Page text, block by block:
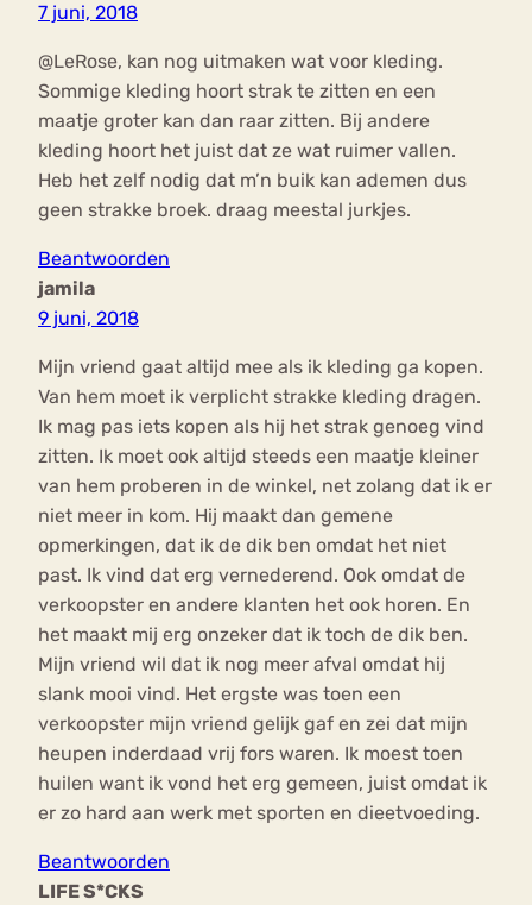
7 juni, 2018
@LeRose, kan nog uitmaken wat voor kleding.
Sommige kleding hoort strak te zitten en een
maatje groter kan dan raar zitten. Bij andere
kleding hoort het juist dat ze wat ruimer vallen.
Heb het zelf nodig dat m’n buik kan ademen dus
geen strakke broek. draag meestal jurkjes.
Beantwoorden
jamila
9 juni, 2018
Mijn vriend gaat altijd mee als ik kleding ga kopen.
Van hem moet ik verplicht strakke kleding dragen.
Ik mag pas iets kopen als hij het strak genoeg vind
zitten. Ik moet ook altijd steeds een maatje kleiner
van hem proberen in de winkel, net zolang dat ik er
niet meer in kom. Hij maakt dan gemene
opmerkingen, dat ik de dik ben omdat het niet
past. Ik vind dat erg vernederend. Ook omdat de
verkoopster en andere klanten het ook horen. En
het maakt mij erg onzeker dat ik toch de dik ben.
Mijn vriend wil dat ik nog meer afval omdat hij
slank mooi vind. Het ergste was toen een
verkoopster mijn vriend gelijk gaf en zei dat mijn
heupen inderdaad vrij fors waren. Ik moest toen
huilen want ik vond het erg gemeen, juist omdat ik
er zo hard aan werk met sporten en dieetvoeding.
Beantwoorden
LIFE S*CKS